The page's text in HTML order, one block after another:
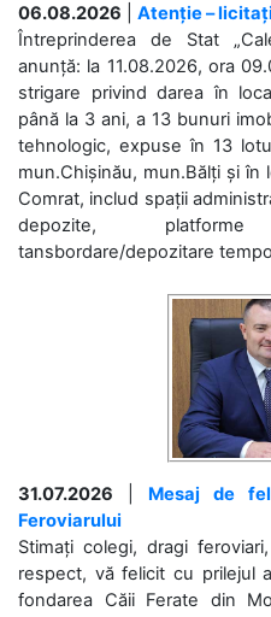
06.08.2026
Atenție –
Întreprinderea de Stat
anunță: la 11.08.2026, ora
strigare privind darea în
până la 3 ani, a 13 bunuri
tehnologic, expuse în 13
mun.Chișinău, mun.Bălți și în
Comrat, includ spații
depozite,
tansbordare/depozitare
31.07.2026
Mesaj de
Feroviarului
Stimați colegi, dragi
respect, vă felicit cu prilejul
fondarea Căii Ferate din